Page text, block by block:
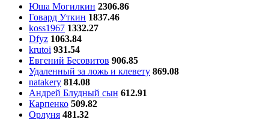
Юша Могилкин 2306.86
Говард Уткин 1837.46
koss1967 1332.27
Dfyz 1063.84
krutoi 931.54
Евгений Бесовитов 906.85
Удаленный за ложь и клевету 869.08
natakery 814.08
Андрей Блудный сын 612.91
Карпенко 509.82
Орлуня 481.32